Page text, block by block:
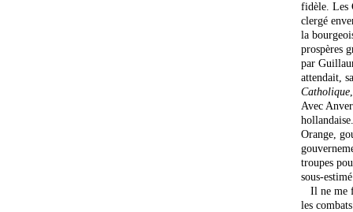
fidèle. Les
clergé
la
prospères
par
attendait,
Catholique
Avec
Orange,
troupes
sous-
Il ne me
les